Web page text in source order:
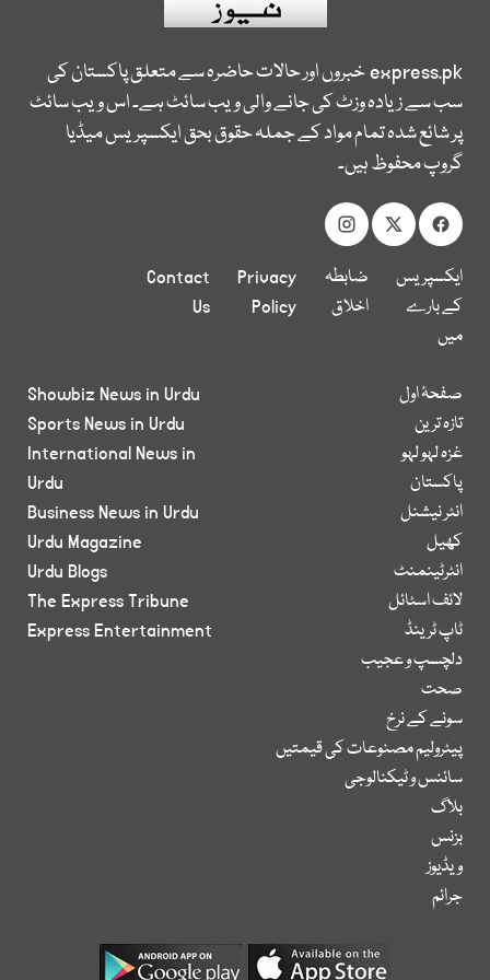
express.pkخبروں اور حالات حاضرہ سے متعلق پاکستان کی
سب سے زیادہ وزٹ کی جانے والی ویب سائٹ ہے۔ اس ویب سائٹ
پر شائع شدہ تمام مواد کے جملہ حقوق بحق ایکسپریس میڈیا
گروپ محفوظ ہیں۔
ایکسپریس
کے بارے
میں
ضابطہ
اخلاق
Privacy
Policy
Contact
Us
صفحۂ اول
تازہ ترین
غزہ لہو لہو
پاکستان
انٹر نیشنل
کھیل
انٹرٹینمنٹ
لائف اسٹائل
ٹاپ ٹرینڈ
دلچسپ و عجیب
صحت
سونے کے نرخ
پیٹرولیم مصنوعات کی قیمتیں
سائنس و ٹیکنالوجی
بلاگ
بزنس
ویڈیوز
جرائم
Showbiz News in Urdu
Sports News in Urdu
International News in
Urdu
Business News in Urdu
Urdu Magazine
Urdu Blogs
The Express Tribune
Express Entertainment